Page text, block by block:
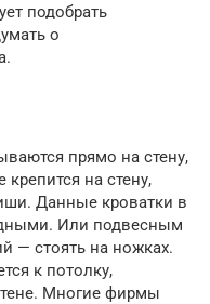
подобрать
о
прямо на стену,
на стену,
Данные кроватки в
Или подвесным
— стоять на ножках.
к потолку,
Многие фирмы